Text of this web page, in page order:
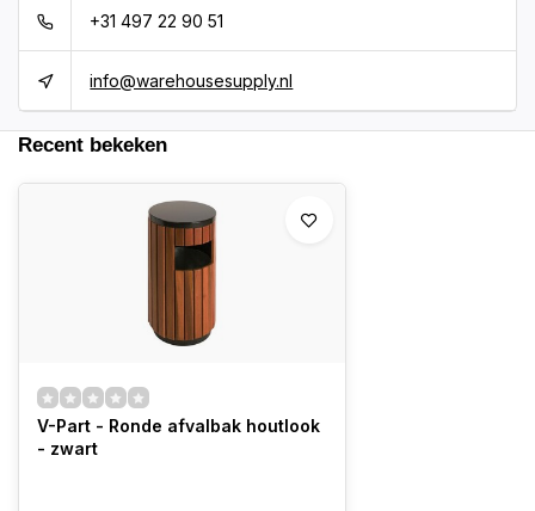
+31 497 22 90 51
info@warehousesupply.nl
Recent bekeken
V-Part - Ronde afvalbak houtlook
- zwart